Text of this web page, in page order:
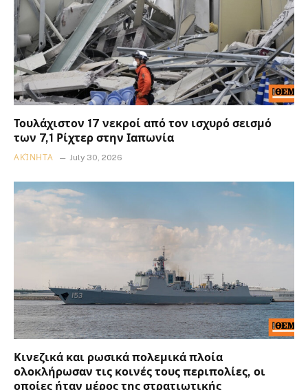
Τουλάχιστον 17 νεκροί από τον ισχυρό σεισμό
των 7,1 Ρίχτερ στην Ιαπωνία
ΑΚΊΝΗΤΑ July 30, 2026
Κινεζικά και ρωσικά πολεμικά πλοία
ολοκλήρωσαν τις κοινές τους περιπολίες, οι
οποίες ήταν μέρος της στρατιωτικής